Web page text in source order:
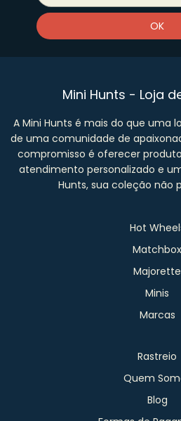
Mini Hunts - Loja
A Mini Hunts é mais do que uma
de uma comunidade de
compromisso é oferecer
atendimento personalizado e
Hunts, sua coleção não
Hot
Matchbox
Majorette
Minis
Marcas
Rastreio
Quem
Blog